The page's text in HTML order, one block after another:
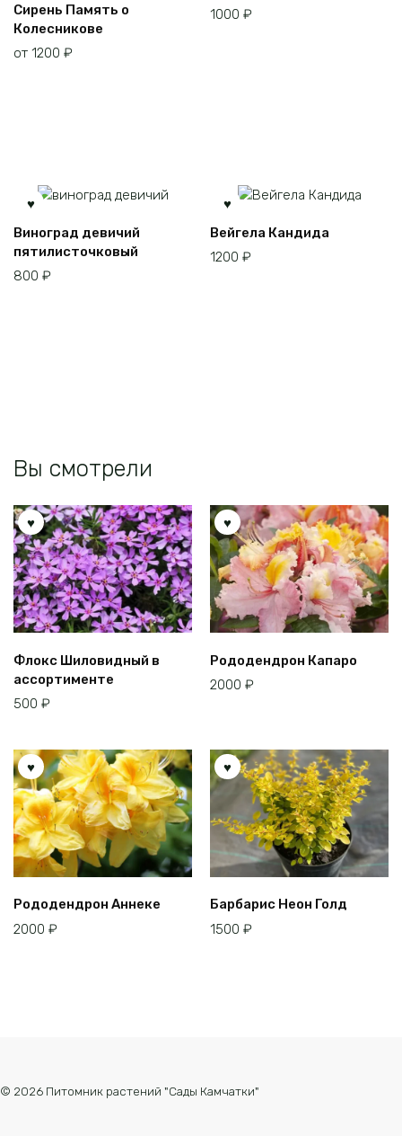
товара.
Сирень Память о
Колесникове
от 1200 ₽
1000 ₽
Виноград девичий
пятилисточковый
800 ₽
Вейгела Кандида
1200 ₽
Вы смотрели
Флокс Шиловидный в
ассортименте
500 ₽
Рододендрон Капаро
2000 ₽
Рододендрон Аннеке
2000 ₽
Барбарис Неон Голд
1500 ₽
© 2026 Питомник растений "Сады Камчатки"